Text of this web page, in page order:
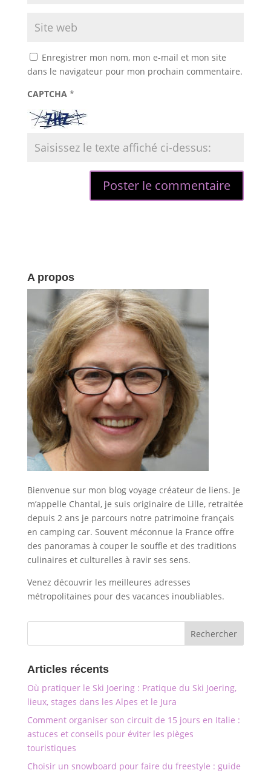
Enregistrer mon nom, mon e-mail et mon site
dans le navigateur pour mon prochain commentaire.
CAPTCHA *
A propos
Bienvenue sur mon blog voyage créateur de liens. Je
m’appelle Chantal, je suis originaire de Lille, retraitée
depuis 2 ans je parcours notre patrimoine français
en camping car. Souvent méconnue la France offre
des panoramas à couper le souffle et des traditions
culinaires et culturelles à ravir ses sens.
Venez découvrir les meilleures adresses
métropolitaines pour des vacances inoubliables.
Articles récents
Où pratiquer le Ski Joering : Pratique du Ski Joering,
lieux, stages dans les Alpes et le Jura
Comment organiser son circuit de 15 jours en Italie :
astuces et conseils pour éviter les pièges
touristiques
Choisir un snowboard pour faire du freestyle : guide